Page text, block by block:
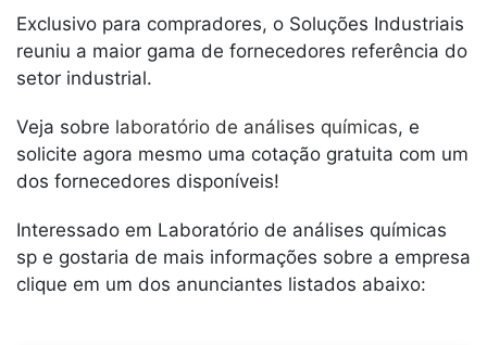
Exclusivo para compradores, o Soluções Industriais
reuniu a maior gama de fornecedores referência do
setor industrial.
Veja sobre laboratório de análises químicas, e
solicite agora mesmo uma cotação gratuita com um
dos fornecedores disponíveis!
Interessado em Laboratório de análises químicas
sp e gostaria de mais informações sobre a empresa
clique em um dos anunciantes listados abaixo: